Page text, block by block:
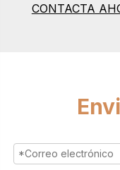
CONTACTA